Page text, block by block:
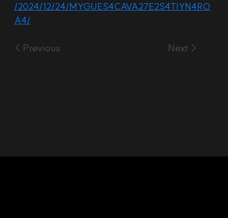
/2024/12/24/MYGUES4CAVA27E2S4TIYN4RO
A4/
< Previous Next >